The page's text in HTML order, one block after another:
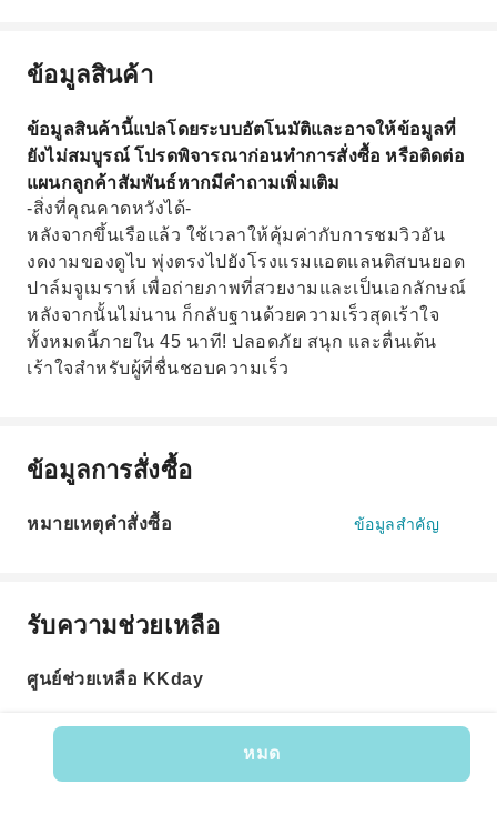
หมด
ข้อมูลสินค้า
ข้อมูลสินค้านี้แปลโดยระบบอัตโนมัติและอาจให้ข้อมูลที่
ยังไม่สมบูรณ์ โปรดพิจารณาก่อนทำการสั่งซื้อ หรือติดต่อ
แผนกลูกค้าสัมพันธ์หากมีคำถามเพิ่มเติม
-สิ่งที่คุณคาดหวังได้-
หลังจากขึ้นเรือแล้ว ใช้เวลาให้คุ้มค่ากับการชมวิวอัน
งดงามของดูไบ พุ่งตรงไปยังโรงแรมแอตแลนติสบนยอด
ปาล์มจูเมราห์ เพื่อถ่ายภาพที่สวยงามและเป็นเอกลักษณ์
หลังจากนั้นไม่นาน ก็กลับฐานด้วยความเร็วสุดเร้าใจ
ทั้งหมดนี้ภายใน 45 นาที! ปลอดภัย สนุก และตื่นเต้น
เร้าใจสำหรับผู้ที่ชื่นชอบความเร็ว
ข้อมูลการสั่งซื้อ
หมายเหตุคำสั่งซื้อ ข้อมูลสำคัญ
รับความช่วยเหลือ
ศูนย์ช่วยเหลือ KKday
รหัสสินค้า: 610259